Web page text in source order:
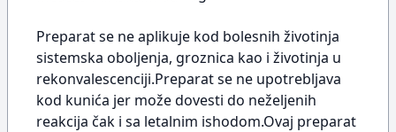
Preparat se ne aplikuje kod bolesnih životinja
sistemska oboljenja, groznica kao i životinja u
rekonvalescenciji.Preparat se ne upotrebljava
kod kunića jer može dovesti do neželjenih
reakcija čak i sa letalnim ishodom.Ovaj preparat